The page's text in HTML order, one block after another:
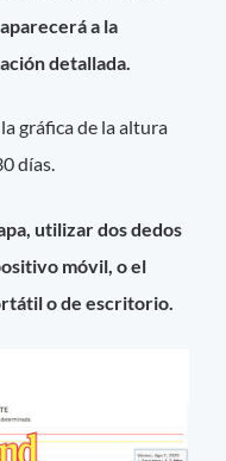
a la
detallada.
gráfica de la altura
días.
utilizar dos dedos
móvil, o el
o de escritorio.